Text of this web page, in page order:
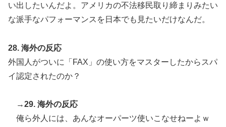
い出したいんだよ。アメリカの不法移民取り締まりみたい
な派手なパフォーマンスを日本でも見たいだけなんだ。
28. 海外の反応
外国人がついに「FAX」の使い方をマスターしたからスパ
イ認定されたのか？
→29. 海外の反応
俺ら外人には、あんなオーパーツ使いこなせねーよｗ